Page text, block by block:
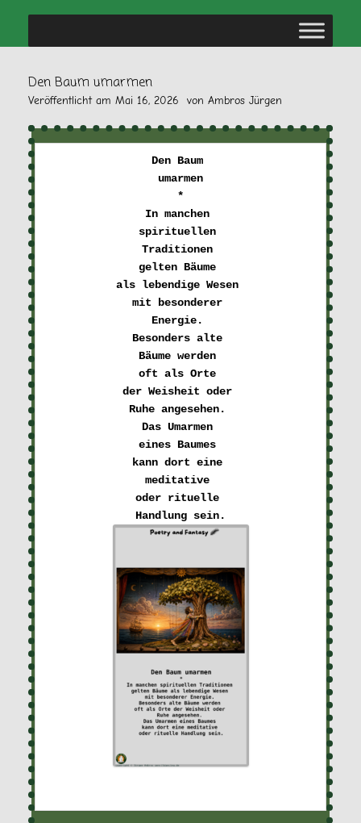
Den Baum umarmen
Veröffentlicht am Mai 16, 2026 von Ambros Jürgen
Den Baum
umarmen
*
In manchen
spirituellen
Traditionen
gelten Bäume
als lebendige Wesen
mit besonderer
Energie.
Besonders alte
Bäume werden
oft als Orte
der Weisheit oder
Ruhe angesehen.
Das Umarmen
eines Baumes
kann dort eine
meditative
oder rituelle